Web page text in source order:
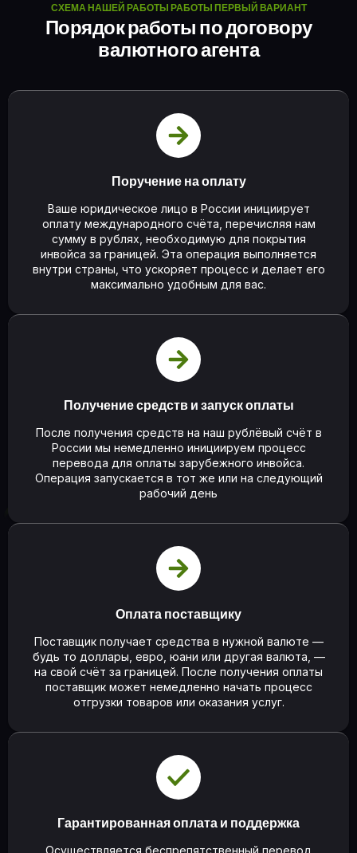
СХЕМА НАШЕЙ РАБОТЫ РАБОТЫ ПЕРВЫЙ ВАРИАНТ
Порядок работы по договору
валютного агента
Поручение на оплату
Ваше юридическое лицо в России инициирует
оплату международного счёта, перечисляя нам
сумму в рублях, необходимую для покрытия
инвойса за границей. Эта операция выполняется
внутри страны, что ускоряет процесс и делает его
максимально удобным для вас.
Получение средств и запуск оплаты
После получения средств на наш рублёвый счёт в
России мы немедленно инициируем процесс
перевода для оплаты зарубежного инвойса.
Операция запускается в тот же или на следующий
рабочий день
Оплата поставщику
Поставщик получает средства в нужной валюте —
будь то доллары, евро, юани или другая валюта, —
на свой счёт за границей. После получения оплаты
поставщик может немедленно начать процесс
отгрузки товаров или оказания услуг.
Гарантированная оплата и поддержка
Осуществляется беспрепятственный перевод